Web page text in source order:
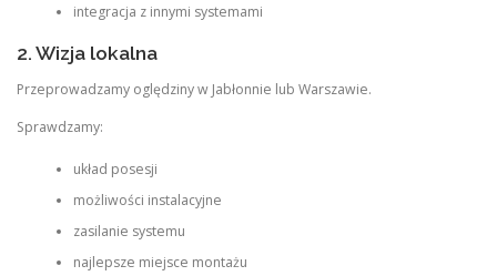
integracja z innymi systemami
2. Wizja lokalna
Przeprowadzamy oględziny w Jabłonnie lub Warszawie.
Sprawdzamy:
układ posesji
możliwości instalacyjne
zasilanie systemu
najlepsze miejsce montażu